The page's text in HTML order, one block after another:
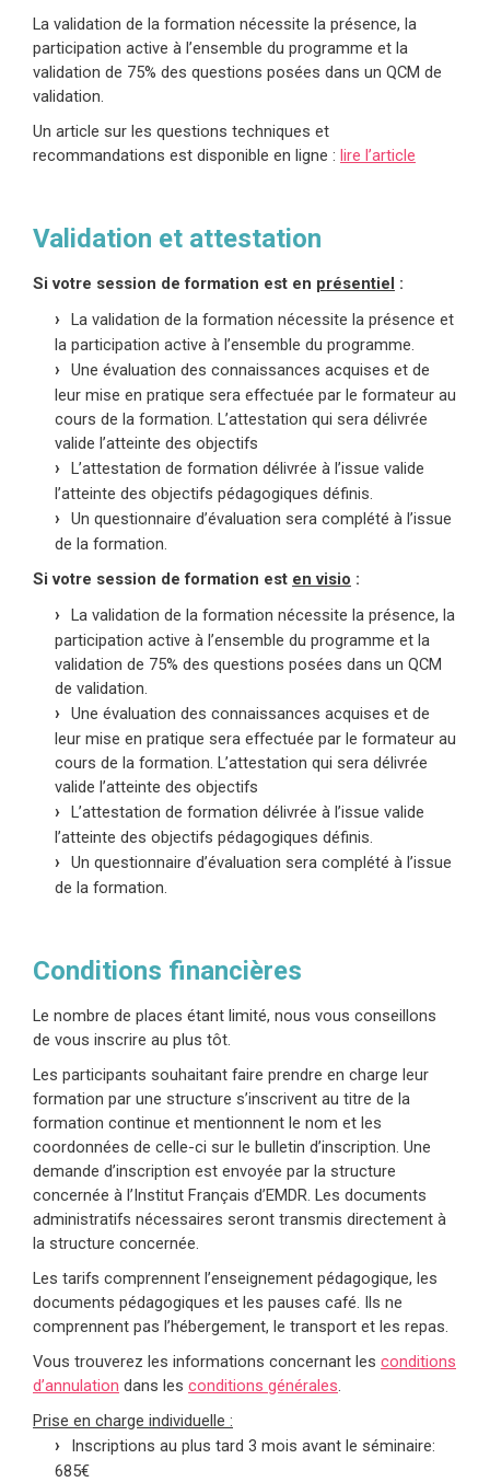
La validation de la formation nécessite la présence, la
participation active à l’ensemble du programme et la
validation de 75% des questions posées dans un QCM de
validation.
Un article sur les questions techniques et
recommandations est disponible en ligne : lire l’article
Validation et attestation
Si votre session de formation est en présentiel :
La validation de la formation nécessite la présence et
la participation active à l’ensemble du programme.
Une évaluation des connaissances acquises et de
leur mise en pratique sera effectuée par le formateur au
cours de la formation. L’attestation qui sera délivrée
valide l’atteinte des objectifs
L’attestation de formation délivrée à l’issue valide
l’atteinte des objectifs pédagogiques définis.
Un questionnaire d’évaluation sera complété à l’issue
de la formation.
Si votre session de formation est en visio :
La validation de la formation nécessite la présence, la
participation active à l’ensemble du programme et la
validation de 75% des questions posées dans un QCM
de validation.
Une évaluation des connaissances acquises et de
leur mise en pratique sera effectuée par le formateur au
cours de la formation. L’attestation qui sera délivrée
valide l’atteinte des objectifs
L’attestation de formation délivrée à l’issue valide
l’atteinte des objectifs pédagogiques définis.
Un questionnaire d’évaluation sera complété à l’issue
de la formation.
Conditions financières
Le nombre de places étant limité, nous vous conseillons
de vous inscrire au plus tôt.
Les participants souhaitant faire prendre en charge leur
formation par une structure s’inscrivent au titre de la
formation continue et mentionnent le nom et les
coordonnées de celle-ci sur le bulletin d’inscription. Une
demande d’inscription est envoyée par la structure
concernée à l’Institut Français d’EMDR. Les documents
administratifs nécessaires seront transmis directement à
la structure concernée.
Les tarifs comprennent l’enseignement pédagogique, les
documents pédagogiques et les pauses café. Ils ne
comprennent pas l’hébergement, le transport et les repas.
Vous trouverez les informations concernant les conditions
d’annulation dans les conditions générales.
Prise en charge individuelle :
Inscriptions au plus tard 3 mois avant le séminaire:
685€